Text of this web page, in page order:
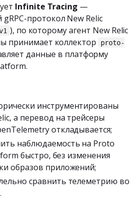
Infinite Tracing —
протокол New Relic
), по которому агент New Relic
принимает коллектор
proto-
данные в платформу
инструментированы
а перевод на трейсеры
откладывается;
наблюдаемость на Proto
быстро, без изменения
образов приложений;
сравнить телеметрию во